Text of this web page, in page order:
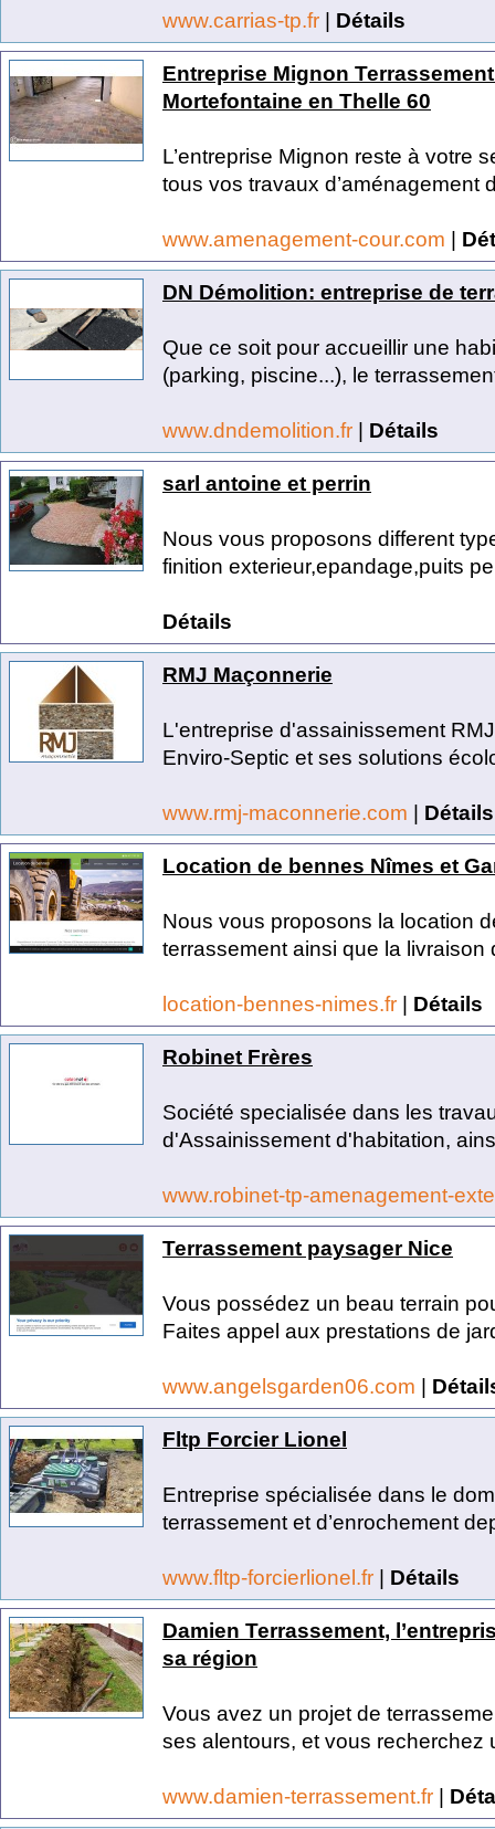
www.carrias-tp.fr | Détails
Entreprise Mignon
Mortefontaine en Thelle 60
L’entreprise Mignon reste à votre
tous vos travaux d’aménagement
www.amenagement-cour.com |
DN Démolition: entreprise de
Que ce soit pour accueillir une
(parking, piscine...), le
www.dndemolition.fr | Détails
sarl antoine et perrin
Nous vous proposons different
finition exterieur,epandage,puits
Détails
RMJ Maçonnerie
L'entreprise d'assainissement
Enviro-Septic et ses solutions
www.rmj-maconnerie.com | Détails
Location de bennes Nîmes et
Nous vous proposons la location
terrassement ainsi que la livraison
location-bennes-nimes.fr | Détails
Robinet Frères
Société specialisée dans les
d'Assainissement d'habitation,
www.robinet-tp-amenagement-
Terrassement paysager Nice
Vous possédez un beau terrain
Faites appel aux prestations de
www.angelsgarden06.com |
Fltp Forcier Lionel
Entreprise spécialisée dans le
terrassement et d’enrochement
www.fltp-forcierlionel.fr | Détails
Damien Terrassement,
sa région
Vous avez un projet de
ses alentours, et vous recherchez
www.damien-terrassement.fr |